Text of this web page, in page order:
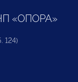
«ОПОРА»
124)